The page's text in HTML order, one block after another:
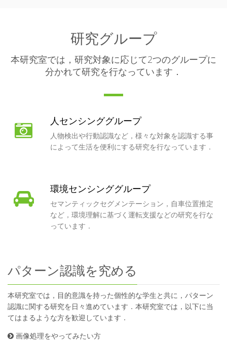
研究グループ
本研究室では，研究対象に応じて2つのグループに
分かれて研究を行なっています．
人センシンググループ
人物検出や行動認識など，様々な対象を認識する事
によって生活を便利にする研究を行なっています．
環境センシンググループ
セマンティックセグメンテーション，自車位置推定
など，環境理解に基づく運転支援などの研究を行な
っています．
パターン認識を究める
本研究室では，目的意識を持った個性的な学生と共に，パターン
認識に関する研究を日々進めています．本研究室では，以下に当
てはまるような方を歓迎しています．
画像処理をやってみたい方